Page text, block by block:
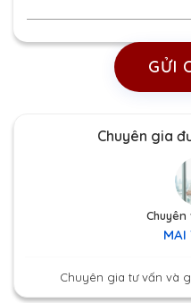
GỬI
Chuyên gia
MAI
Chuyên gia tư vấn và